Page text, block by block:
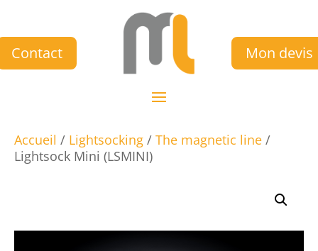
Contact Mon devis
Accueil / Lightsocking / The magnetic line /
Lightsock Mini (LSMINI)